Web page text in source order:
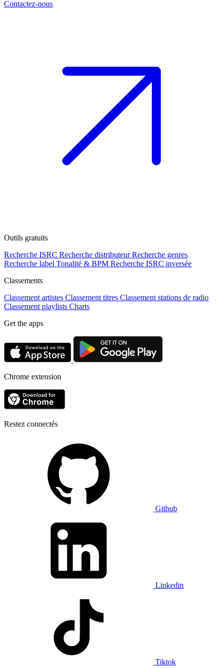
Contactez-nous
Outils gratuits
Recherche ISRC Recherche distributeur Recherche genres
Recherche label Tonalité & BPM Recherche ISRC inversée
Classements
Classement artistes Classement titres Classement stations de radio
Classement playlists Charts
Get the apps
Chrome extension
Restez connectés
Github
Linkedin
Tiktok